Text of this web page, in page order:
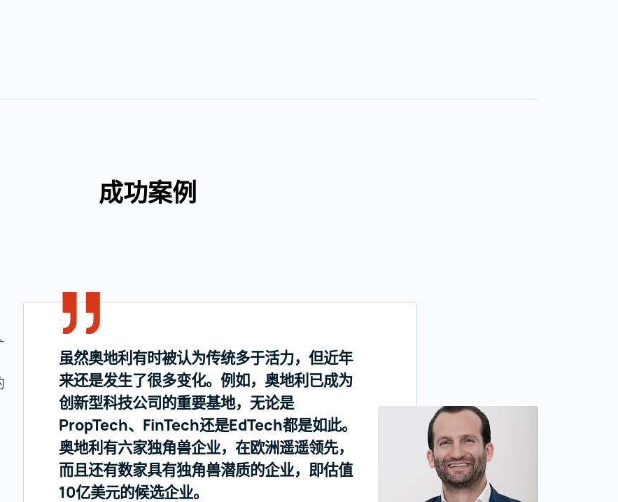
成功案例
虽然奥地利有时被认为传统多于活力，但近年
来还是发生了很多变化。例如，奥地利已成为
创新型科技公司的重要基地，无论是
PropTech、FinTech还是EdTech都是如此。
奥地利有六家独角兽企业，在欧洲遥遥领先，
而且还有数家具有独角兽潜质的企业，即估值
10亿美元的候选企业。